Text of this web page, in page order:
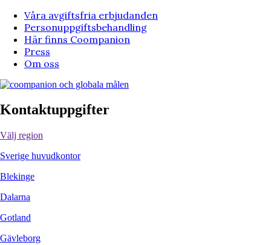
Våra avgiftsfria erbjudanden
Personuppgiftsbehandling
Här finns Coompanion
Press
Om oss
Kontaktuppgifter
Välj region
Sverige huvudkontor
Blekinge
Dalarna
Gotland
Gävleborg